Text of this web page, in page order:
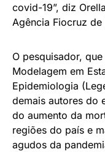
covid-19”, diz
Agência Fiocruz de
O pesquisador,
Modelagem em
Epidemiologia
demais autores do
do aumento da
regiões do país e
agudos da